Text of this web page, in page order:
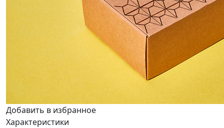
Добавить в избранное
Характеристики